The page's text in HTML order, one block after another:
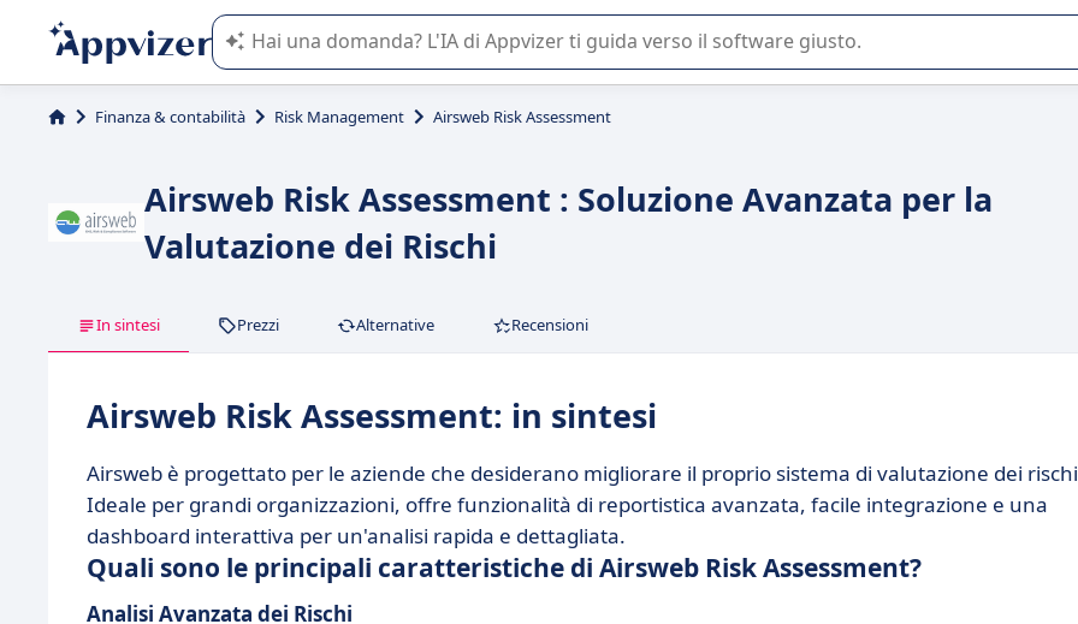
L'IA di Appvizer vi guida nell'utilizzo o nella scelta di un software SaaS per la vostra azienda.
Finanza & contabilità Risk Management Airsweb Risk Assessment
Airsweb Risk Assessment : Soluzione Avanzata per la
Valutazione dei Rischi
In sintesi Prezzi Alternative Recensioni
Airsweb Risk Assessment: in sintesi
Airsweb è progettato per le aziende che desiderano migliorare il proprio sistema di valutazione dei
Ideale per grandi organizzazioni, offre funzionalità di reportistica avanzata, facile integrazione e una
dashboard interattiva per un'analisi rapida e dettagliata.
Quali sono le principali caratteristiche di Airsweb Risk Assessment?
Analisi Avanzata dei Rischi